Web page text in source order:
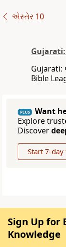
એસ્તેર 10
Gujarati:
Bible
PLUS
Want
Explore
Discover
Start 7-
Sign Up for
Knowledge